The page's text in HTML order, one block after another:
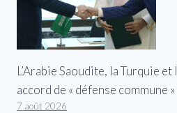
L’Arabie Saoudite, la Turquie
accord de « défense commune »
7 août 2026